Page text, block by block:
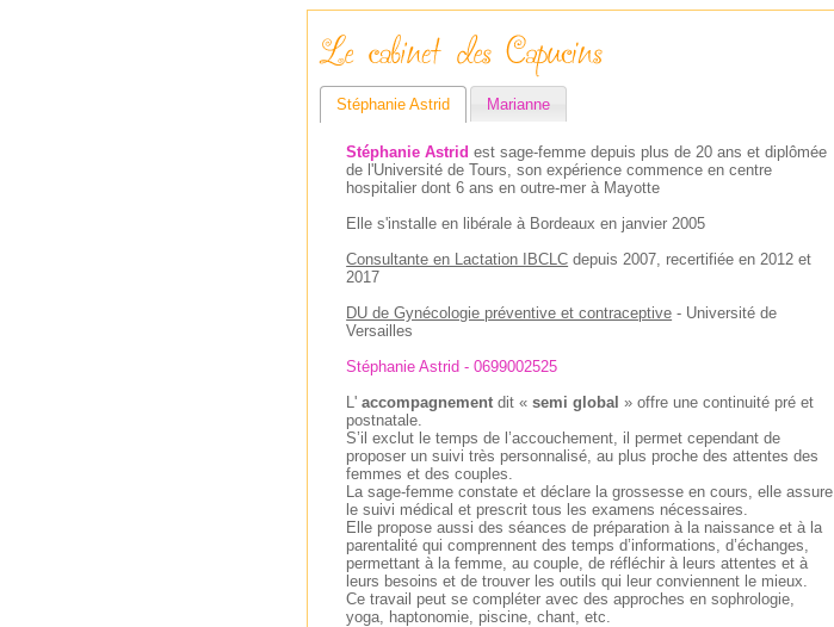
Stéphanie Astrid Marianne
Stéphanie Astrid est sage-femme depuis plus de 20 ans et diplômée
de l'Université de Tours, son expérience commence en centre
hospitalier dont 6 ans en outre-mer à Mayotte
Elle s'installe en libérale à Bordeaux en janvier 2005
Consultante en Lactation IBCLC depuis 2007, recertifiée en 2012 et
2017
DU de Gynécologie préventive et contraceptive - Université de
Versailles
Stéphanie Astrid - 0699002525
L'accompagnement dit «semi global » offre une continuité pré et
postnatale.
S’il exclut le temps de l’accouchement, il permet cependant de
proposer un suivi très personnalisé, au plus proche des attentes des
femmes et des couples.
La sage-femme constate et déclare la grossesse en cours, elle assure
le suivi médical et prescrit tous les examens nécessaires.
Elle propose aussi des séances de préparation à la naissance et à la
parentalité qui comprennent des temps d’informations, d’échanges,
permettant à la femme, au couple, de réfléchir à leurs attentes et à
leurs besoins et de trouver les outils qui leur conviennent le mieux.
Ce travail peut se compléter avec des approches en sophrologie,
yoga, haptonomie, piscine, chant, etc.